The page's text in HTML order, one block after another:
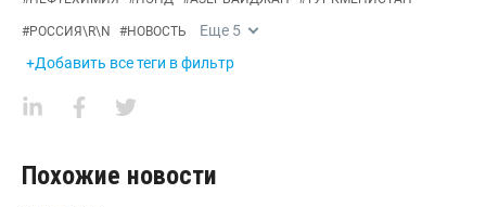
#РОССИЯ\R\N #НОВОСТЬ Еще 5
+Добавить все теги в фильтр
Похожие новости